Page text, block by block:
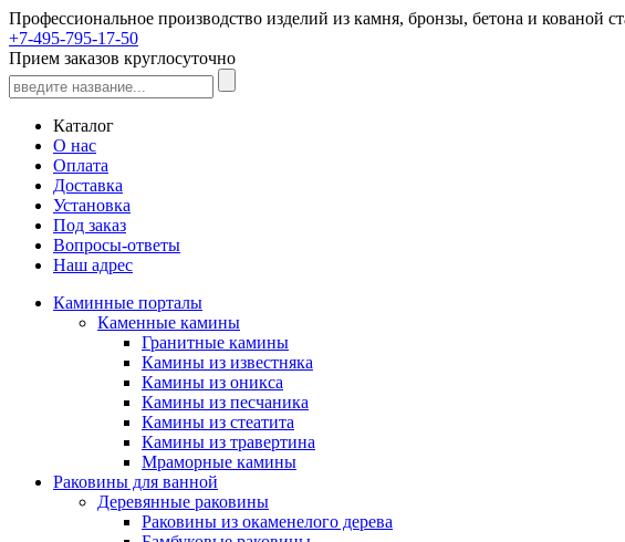
Профессиональное производство изделий из камня, бронзы, бетона и кованой
+7-495-795-17-50
Прием заказов круглосуточно
Каталог
О нас
Оплата
Доставка
Установка
Под заказ
Вопросы-ответы
Наш адрес
Каминные порталы
Каменные камины
Гранитные камины
Камины из известняка
Камины из оникса
Камины из песчаника
Камины из стеатита
Камины из травертина
Мраморные камины
Раковины для ванной
Деревянные раковины
Раковины из окаменелого дерева